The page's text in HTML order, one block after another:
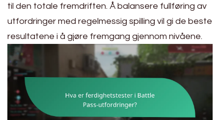
til den totale fremdriften. Å balansere fullføring av
utfordringer med regelmessig spilling vil gi de beste
resultatene i å gjøre fremgang gjennom nivåene.